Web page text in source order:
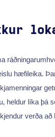
hæfileika.
heldur líka þá
verða að